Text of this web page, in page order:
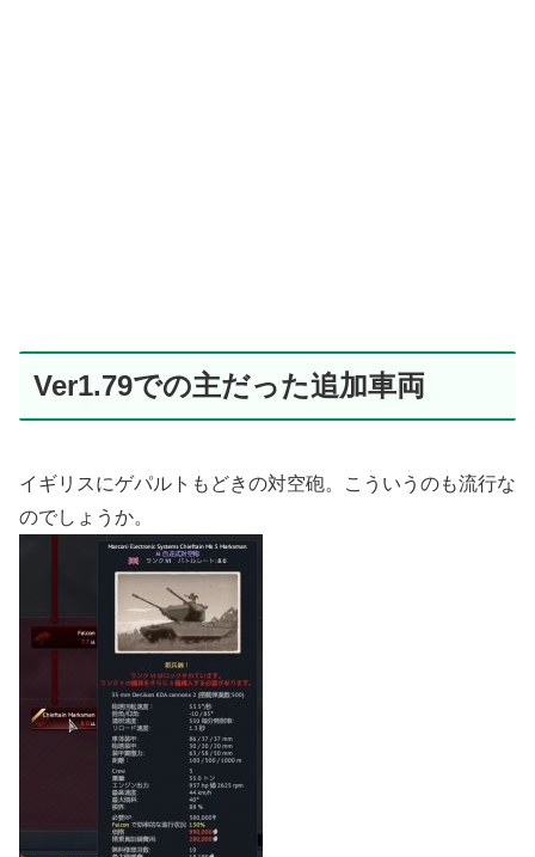
Ver1.79での主だった追加車両
イギリスにゲパルトもどきの対空砲。こういうのも流行な
のでしょうか。